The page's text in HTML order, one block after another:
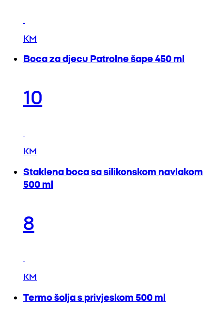
KM
Boca za djecu Patrolne šape 450 ml
10
KM
Staklena boca sa silikonskom navlakom
500 ml
8
KM
Termo šolja s privjeskom 500 ml